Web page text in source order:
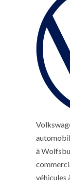
à
véhicules